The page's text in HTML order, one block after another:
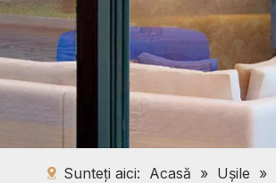
Sunteți aici: Acasă » Ușile »